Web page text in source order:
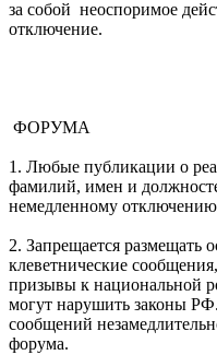
за собой неоспоримое
отключение.
ФОРУМА
1. Любые публикации о
фамилий, имен и
немедленному
2. Запрещается размещать
клеветнические
призывы к национальной
могут нарушить законы
сообщений
форума.